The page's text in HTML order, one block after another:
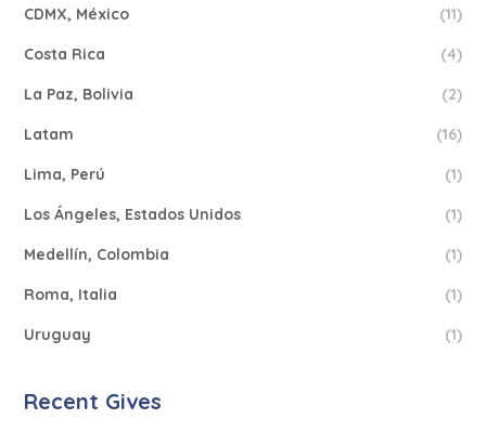
CDMX, México (11)
Costa Rica (4)
La Paz, Bolivia (2)
Latam (16)
Lima, Perú (1)
Los Ángeles, Estados Unidos (1)
Medellín, Colombia (1)
Roma, Italia (1)
Uruguay (1)
Recent Gives